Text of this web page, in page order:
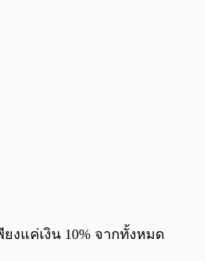
งแค่เงิน 10% จากทั้งหมด